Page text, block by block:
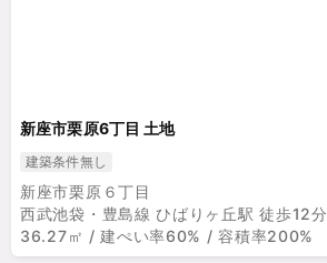
新座市栗原6丁目 土地
建築条件無し
新座市栗原６丁目
西武池袋・豊島線 ひばりヶ丘駅 徒歩12分
36.27㎡ / 建ぺい率60% / 容積率200%